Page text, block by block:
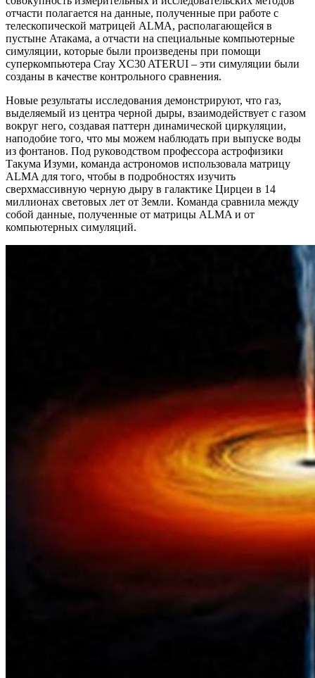
отчасти полагается на данные, полученные при работе с
телескопической матрицей ALMA, располагающейся в
пустыне Атакама, а отчасти на специальные компьютерные
симуляции, которые были произведены при помощи
суперкомпьютера Cray XC30 ATERUI – эти симуляции были
созданы в качестве контрольного сравнения.
Новые результаты исследования демонстрируют, что газ,
выделяемый из центра черной дыры, взаимодействует с газом
вокруг него, создавая паттерн динамической циркуляции,
наподобие того, что мы можем наблюдать при выпуске воды
из фонтанов. Под руководством профессора астрофизики
Такума Изуми, команда астрономов использовала матрицу
ALMA для того, чтобы в подробностях изучить
сверхмассивную черную дыру в галактике Цирцеи в 14
миллионах световых лет от Земли. Команда сравнила между
собой данные, полученные от матрицы ALMA и от
компьютерных симуляций.